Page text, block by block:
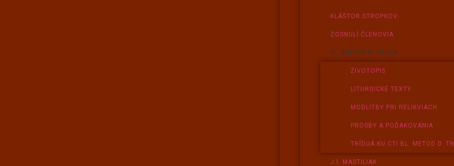
KLÁŠTOR STROPKOV
ZOSNULÍ ČLENOVIA
BL. METOD D. TRČKA
ŽIVOTOPIS
LITURGICKÉ TEXTY
MODLITBY PRI RELIKVIÁCH
PROSBY A POĎAKOVANIA
TRÍDUÁ KU CTI BL. METOD D.
J.I. MASTILIAK